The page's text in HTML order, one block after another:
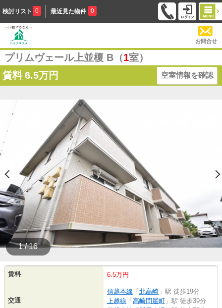
検討リスト 0 最近見た物件 0
お問合せ
プリムヴェール上並榎 B（1室）
賃料 6.5万円 空室情報を確認
1 / 16
賃料 6.5万円
交通
信越本線 「 北高崎 」駅 徒歩19分
上越線 「 高崎問屋町 」駅 徒歩39分